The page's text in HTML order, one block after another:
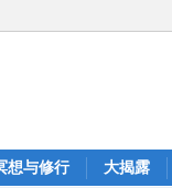
想与修行 大揭露